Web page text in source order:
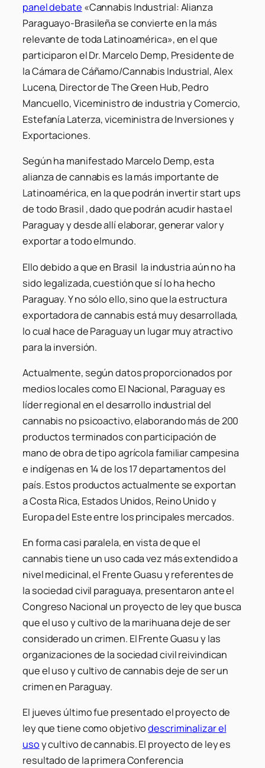
panel debate «Cannabis Industrial: Alianza
Paraguayo-Brasileña se convierte en la más
relevante de toda Latinoamérica», en el que
participaron el Dr. Marcelo Demp, Presidente de
la Cámara de Cáñamo/Cannabis Industrial, Alex
Lucena, Director de The Green Hub, Pedro
Mancuello, Viceministro de industria y Comercio,
Estefanía Laterza, viceministra de Inversiones y
Exportaciones.
Según ha manifestado Marcelo Demp, esta
alianza de cannabis es la más importante de
Latinoamérica, en la que podrán invertir start ups
de todo Brasil , dado que podrán acudir hasta el
Paraguay y desde allí elaborar, generar valor y
exportar a todo elmundo.
Ello debido a que en Brasil la industria aún no ha
sido legalizada, cuestión que sí lo ha hecho
Paraguay. Y no sólo ello, sino que la estructura
exportadora de cannabis está muy desarrollada,
lo cual hace de Paraguay un lugar muy atractivo
para la inversión.
Actualmente, según datos proporcionados por
medios locales como El Nacional, Paraguay es
líder regional en el desarrollo industrial del
cannabis no psicoactivo, elaborando más de 200
productos terminados con participación de
mano de obra de tipo agrícola familiar campesina
e indígenas en 14 de los 17 departamentos del
país. Estos productos actualmente se exportan
a Costa Rica, Estados Unidos, Reino Unido y
Europa del Este entre los principales mercados.
En forma casi paralela, en vista de que el
cannabis tiene un uso cada vez más extendido a
nivel medicinal, el Frente Guasu y referentes de
la sociedad civil paraguaya, presentaron ante el
Congreso Nacional un proyecto de ley que busca
que el uso y cultivo de la marihuana deje de ser
considerado un crimen. El Frente Guasu y las
organizaciones de la sociedad civil reivindican
que el uso y cultivo de cannabis deje de ser un
crimen en Paraguay.
El jueves último fue presentado el proyecto de
ley que tiene como objetivodescriminalizar el
usoy cultivo de cannabis. El proyecto de ley es
resultado de la primera Conferencia